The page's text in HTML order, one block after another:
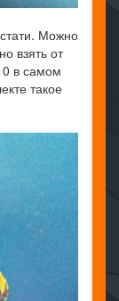
Можно
взять от
в самом
такое